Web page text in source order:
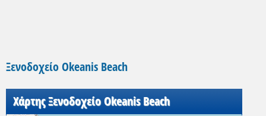
Ξενοδοχείο Okeanis Beach
Χάρτης Ξενοδοχείο Okeanis Beach